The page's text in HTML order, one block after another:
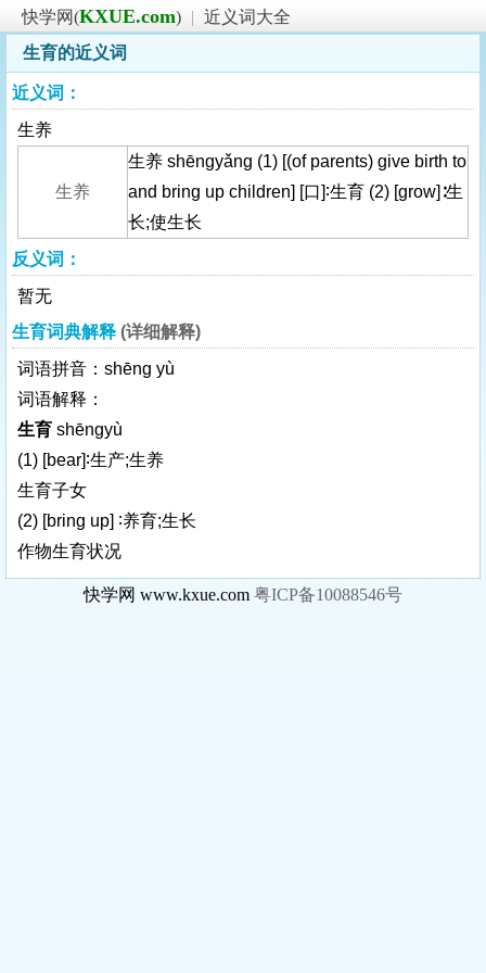
快学网(KXUE.com) | 近义词大全
生育的近义词
近义词：
生养
生养
生养 shēngyǎng (1) [(of parents) give birth to
and bring up children] [口]∶生育 (2) [grow]∶生
长;使生长
反义词：
暂无
生育词典解释 (详细解释)
词语拼音：shēng yù
词语解释：
生育 shēngyù
(1) [bear]∶生产;生养
生育子女
(2) [bring up] ∶养育;生长
作物生育状况
快学网 www.kxue.com 粤ICP备10088546号